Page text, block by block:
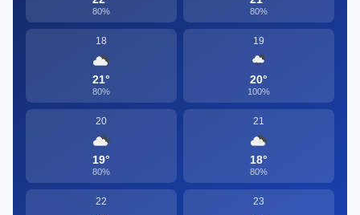
80% 80%
18
21°
80%
19
20°
100%
20
19°
80%
21
18°
80%
22 23